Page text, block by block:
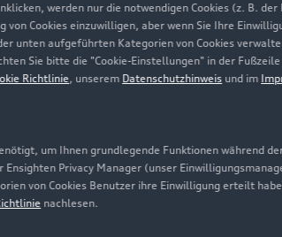
werden nur die notwendigen Cookies (z. B.
von Cookies einzuwilligen, aber wenn Sie Ihre
unten aufgeführten Kategorien von Cookies
Sie bitte die "Cookie-Einstellungen" in der
Richtlinie, unserem Datenschutzhinweis und im
um Ihnen grundlegende Funktionen während
Privacy Manager (unser
von Cookies Benutzer ihre Einwilligung erteilt
nachlesen.
Karriere
Investor Relations
Presse & Media
Audi erleben
Newsletter